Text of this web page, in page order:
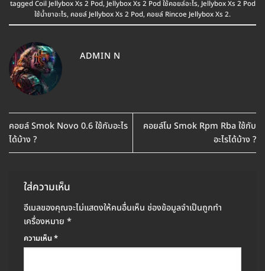
taggedCoil Jellybox Xs 2 Pod, Jellybox Xs 2 Pod ใช้คอยล์อะไร, Jellybox Xs 2 Pod
ใช้น้ำยาอะไร, คอยล์ Jellybox Xs 2 Pod, คอยล์ Rincoe Jellybox Xs 2.
ADMIN N
คอยล์ Smok Novo 0.6 ใช้กับอะไร
ได้บ้าง ?
คอยล์โม Smok Rpm Rba ใช้กับ
อะไรได้บ้าง ?
ใส่ความเห็น
อีเมลของคุณจะไม่แสดงให้คนอื่นเห็น ช่องข้อมูลจำเป็นถูกทำ
เครื่องหมาย *
ความเห็น*